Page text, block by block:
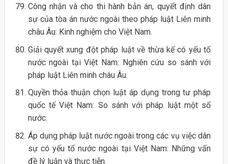
Công nhận và cho thi hành bản án, quyết định dân
sự của tòa án nước ngoài theo pháp luật Liên minh
châu Âu: Kinh nghiệm cho Việt Nam.
Giải quyết xung đột pháp luật về thừa kế có yếu tố
nước ngoài tại Việt Nam: Nghiên cứu so sánh với
pháp luật Liên minh châu Âu.
Quyền thỏa thuận chọn luật áp dụng trong tư pháp
quốc tế Việt Nam: So sánh với pháp luật một số
nước.
Áp dụng pháp luật nước ngoài trong các vụ việc dân
sự có yếu tố nước ngoài tại Việt Nam: Những vấn
đề lý luận và thực tiễn.